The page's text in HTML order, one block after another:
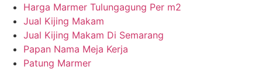
Harga Marmer Tulungagung Per m2
Jual Kijing Makam
Jual Kijing Makam Di Semarang
Papan Nama Meja Kerja
Patung Marmer